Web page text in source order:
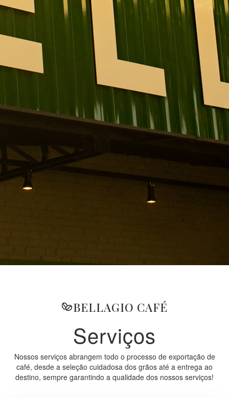
BELLAGIO CAFÉ
Serviços
Nossos serviços abrangem todo o processo de exportação de
café, desde a seleção cuidadosa dos grãos até a entrega ao
destino, sempre garantindo a qualidade dos nossos serviços!